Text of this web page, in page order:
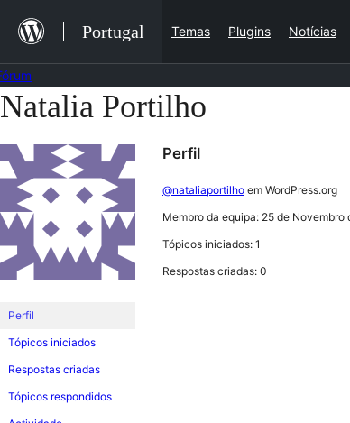
para
o
conteúdo
Portugal Temas Plugins Notícias
Saltar
conteúdo
Natalia Portilho
Perfil
Tópicos iniciados
Respostas criadas
Tópicos respondidos
Perfil
@nataliaportilho em WordPress.org
Membro da equipa: 25 de Novembro
Tópicos iniciados: 1
Respostas criadas: 0